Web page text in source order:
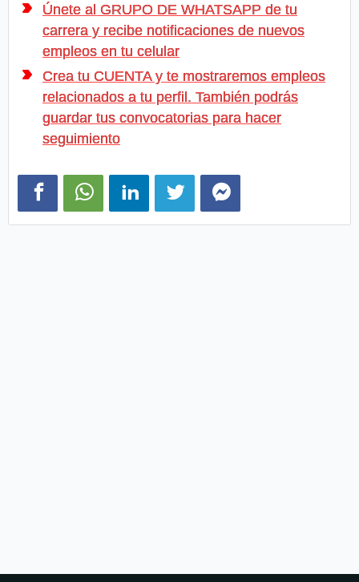
Únete al GRUPO DE WHATSAPP de tu
carrera y recibe notificaciones de nuevos
empleos en tu celular
Crea tu CUENTA y te mostraremos empleos
relacionados a tu perfil. También podrás
guardar tus convocatorias para hacer
seguimiento